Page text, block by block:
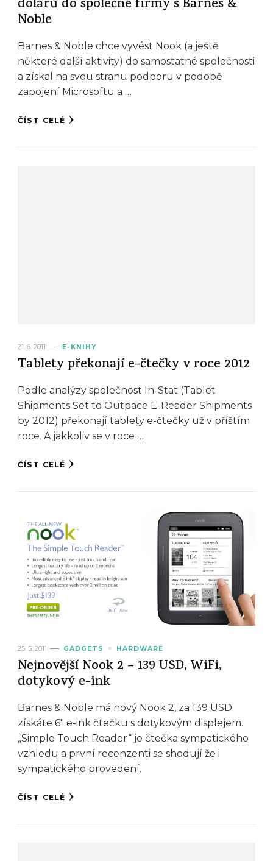
dolarů do společné firmy s Barnes &
Noble
Barnes & Noble chce vyvést Nook (a ještě
některé další aktivity) do samostatné společnosti
a získal na svou stranu podporu v podobě
zapojení Microsoftu a …
ČÍST CELÉ
21. 6. 2011 E-KNIHY
Tablety překonají e-čtečky v roce 2012
Podle analýzy společnost In-Stat (Tablet
Shipments Set to Outpace E-Reader Shipments
by 2012) překonají tablety e-čtečky už v příštím
roce. A jakkoliv se v roce …
ČÍST CELÉ
25. 5. 2011 GADGETS HARDWARE
Nejnovější Nook 2 – 139 USD, WiFi,
dotykový e-ink
Barnes & Noble má nový Nook 2, za 139 USD
získáte 6″ e-ink čtečku s dotykovým displejem.
„Simple Touch Reader“ je čtečka sympatického
vzhledu a první recenzenti se shodují že i
sympatického provedení.
ČÍST CELÉ